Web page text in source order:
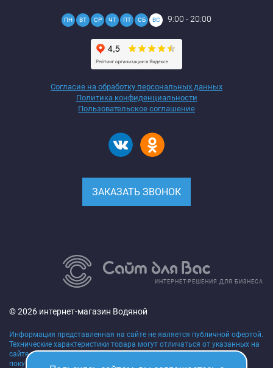
ПН ВТ СР ЧТ ПТ СБ ВС 9:00 - 20:00
Согласие на обработку персональных данных
Политика конфиденциальности
Пользовательское соглашение
ЗАКАЗАТЬ ЗВОНОК
ИНТЕРНЕТ-РЕШЕНИЯ ДЛЯ БИЗНЕСА
© 2026 интернет-магазин Водяной
Информация представленная на сайте не является публичной офертой.
Технические характеристики товара могут отличаться от указанных на
сайте, уточняйте технические характеристики товара на момент
покупки и оплаты. Вся информация на сайте о товарах,